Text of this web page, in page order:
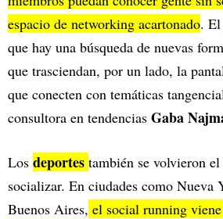
espacio de networking acartonado. El
que hay una búsqueda de nuevas
que trasciendan, por un lado, la
que conecten con temáticas
consultora en tendencias Gaba
Los deportes también se volvieron
socializar. En ciudades como Nueva
Buenos Aires, el social running